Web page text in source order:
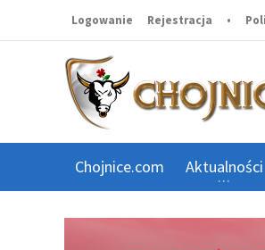
Logowanie Rejestracja •
Chojnice.com Aktualności